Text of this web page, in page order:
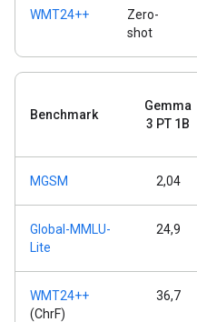
WMT24++
Zero-
shot
Benchmark
Gemma
3 PT 1B
MGSM 2,04
Global-MMLU-
Lite
24,9
WMT24++
(ChrF)
36,7